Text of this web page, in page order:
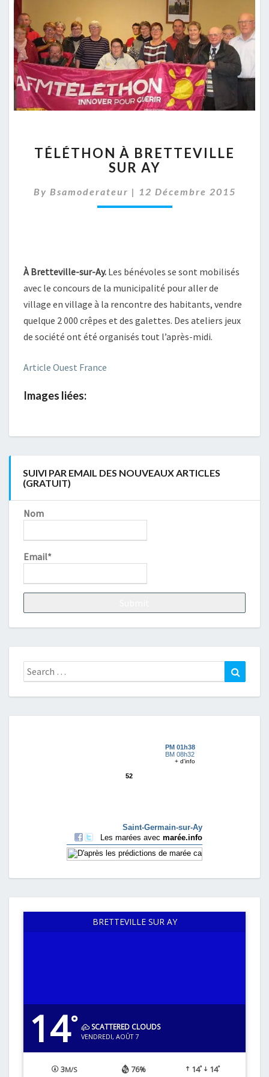
À
BRETTEVILLE
AY
TÉLÉTHON À BRETTEVILLE
SUR AY
By Bsamoderateur | 12 Décembre 2015
À Bretteville-sur-Ay. Les bénévoles se sont mobilisés
avec le concours de la municipalité pour aller de
village en village à la rencontre des habitants, vendre
quelque 2 000 crêpes et des galettes. Des ateliers jeux
de société ont été organisés tout l’après-midi.
Article Ouest France
Images liées:
SUIVI PAR EMAIL DES NOUVEAUX ARTICLES
(GRATUIT)
Nom
Email*
Search
for:
BRETTEVILLE SUR AY
14° SCATTERED CLOUDS
VENDREDI, AOÛT 7
3M/S 76% 14° 14°